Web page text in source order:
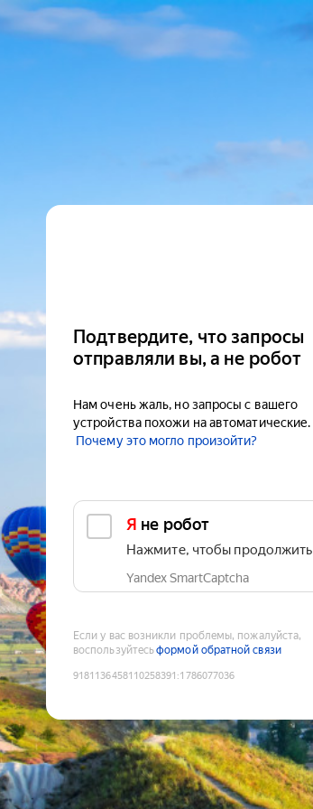
Подтвердите, что запросы
отправляли вы, а не робот
Нам очень жаль, но запросы с вашего
устройства похожи на автоматические.
Почему это могло произойти?
Я не робот
Нажмите, чтобы продолжить
Yandex SmartCaptcha
Если у вас возникли проблемы, пожалуйста,
воспользуйтесьформой обратной связи
9181136458110258391 :1786077036